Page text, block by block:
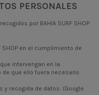
PERSONALES
por BAHIA SURF SHOP
SHOP en el cumplimiento de
que intervengan en la
que ello fuera necesario
recogida de datos: (Google